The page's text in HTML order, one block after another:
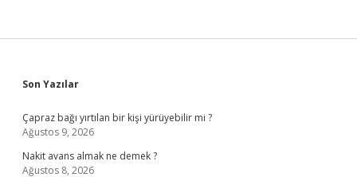
Sidebar
Son Yazılar
Çapraz bağı yırtılan bir kişi yürüyebilir mi ?
Ağustos 9, 2026
Nakit avans almak ne demek ?
Ağustos 8, 2026